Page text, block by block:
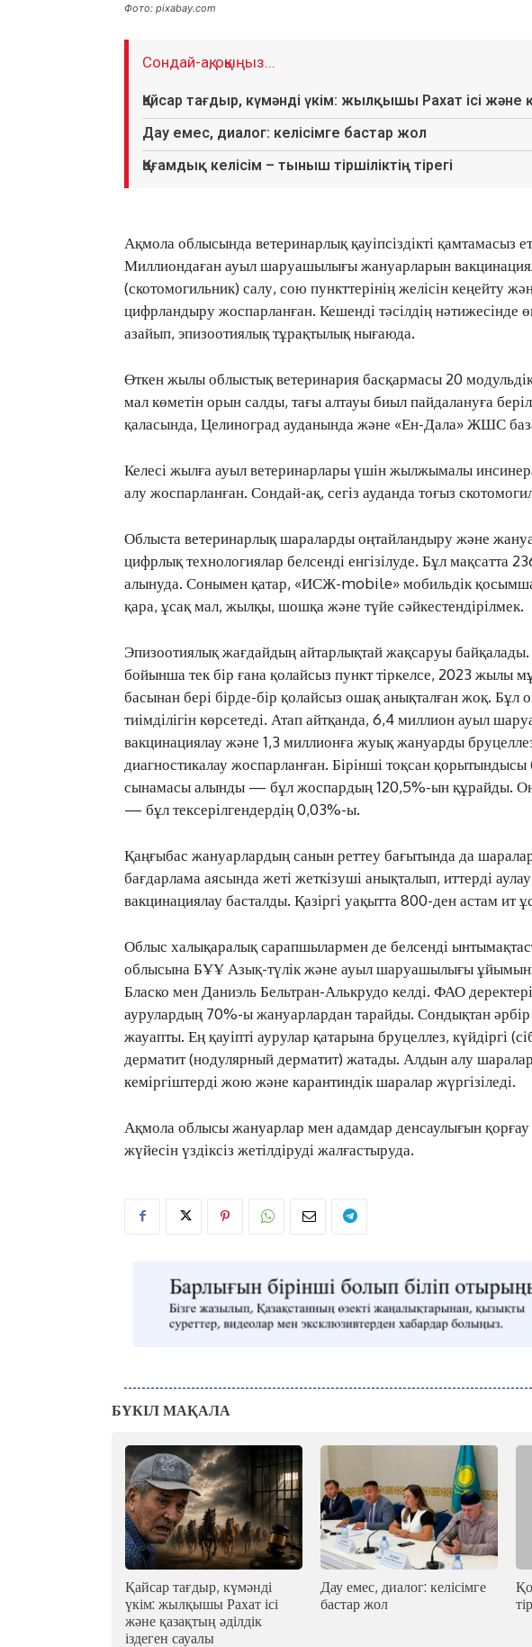
ЖАҢАЛЫҚТАР
ОҚИҒА
КӨЗҚАРАС
АРНАЙЫ ЖОБА
ӘЛЕУМЕТ
ШЕЖІРЕ
ТЫЛСЫМ
ФОТО ДӘЙЕК
22.3 C Kokshetau
Фото: pixabay.com
Сондай-ақ, оқыңыз...
Қайсар тағдыр, күмәнді үкім: жылқышы Рахат ісі және
Дау емес, диалог: келісімге бастар жол
Қоғамдық келісім – тыныш тіршіліктің тірегі
Ақмола облысында ветеринарлық қауіпсіздікті қамтамасыз
Миллиондаған ауыл шаруашылығы жануарларын
(скотомогильник) салу, сою пункттерінің желісін кеңейту
цифрландыру жоспарланған. Кешенді тәсілдің нәтижесінде
азайып, эпизоотиялық тұрақтылық нығаюда.
Өткен жылы облыстық ветеринария басқармасы 20
мал көметін орын салды, тағы алтауы биыл пайдалануға
қаласында, Целиноград ауданында және «Ен-Дала» ЖШС
Келесі жылға ауыл ветеринарлары үшін жылжымалы
алу жоспарланған. Сондай-ақ, сегіз ауданда тоғыз
Облыста ветеринарлық шараларды оңтайландыру және
цифрлық технологиялар белсенді енгізілуде. Бұл мақсатта
алынуда. Сонымен қатар, «ИСЖ-mobile» мобильдік
қара, ұсақ мал, жылқы, шошқа және түйе сәйкестендірілмек.
Эпизоотиялық жағдайдың айтарлықтай жақсаруы
бойынша тек бір ғана қолайсыз пункт тіркелсе, 2023 жылы
басынан бері бірде-бір қолайсыз ошақ анықталған жоқ.
тиімділігін көрсетеді. Атап айтқанда, 6,4 миллион ауыл
вакцинациялау және 1,3 миллионға жуық жануарды бруцеллез
диагностикалау жоспарланған. Бірінші тоқсан
сынамасы алынды — бұл жоспардың 120,5%-ын құрайды.
— бұл тексерілгендердің 0,03%-ы.
Қаңғыбас жануарлардың санын реттеу бағытында да
бағдарлама аясында жеті жеткізуші анықталып, иттерді
вакцинациялау басталды. Қазіргі уақытта 800-ден астам ит
Облыс халықаралық сарапшылармен де белсенді
облысына БҰҰ Азық-түлік және ауыл шаруашылығы
Бласко мен Даниэль Бельтран-Алькрудо келді. ФАО
аурулардың 70%-ы жануарлардан тарайды. Сондықтан
жауапты. Ең қауіпті аурулар қатарына бруцеллез, күйдіргі
дерматит (нодулярный дерматит) жатады. Алдын алу
кеміргіштерді жою және карантиндік шаралар жүргізіледі.
Ақмола облысы жануарлар мен адамдар денсаулығын қорғау
жүйесін үздіксіз жетілдіруді жалғастыруда.
БҮКІЛ МАҚАЛА
Қайсар тағдыр, күмәнді
үкім: жылқышы Рахат ісі
және қазақтың әділдік
іздеген сауалы
Дау емес, диалог: келісімге
бастар жол